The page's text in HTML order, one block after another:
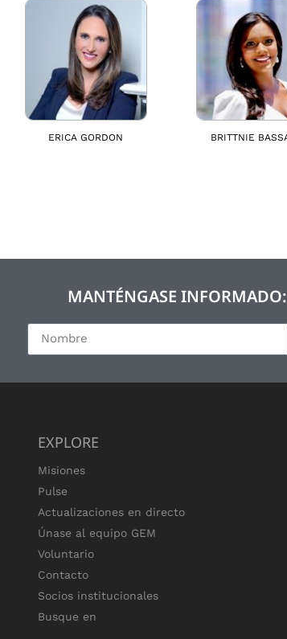
ERICA GORDON BRITTNIE
MANTÉNGASE
EXPLORE
Misiones
Pulse
Actualizaciones en directo
Únase al equipo GEM
Voluntario
Contacto
Socios institucionales
Busque en